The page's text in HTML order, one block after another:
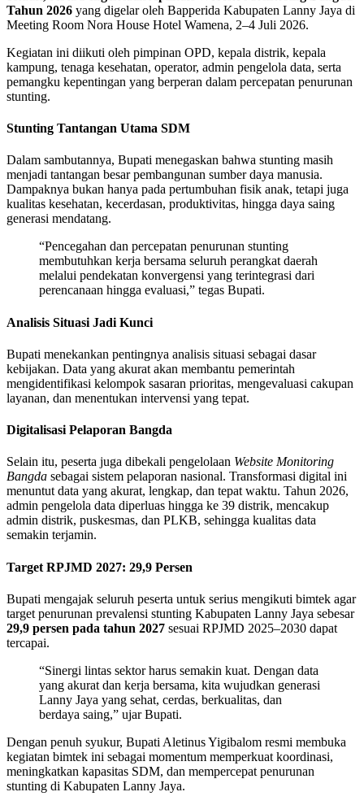
Tahun 2026 yang digelar oleh Bapperida Kabupaten Lanny Jaya di
Meeting Room Nora House Hotel Wamena, 2–4 Juli 2026.
Kegiatan ini diikuti oleh pimpinan OPD, kepala distrik, kepala
kampung, tenaga kesehatan, operator, admin pengelola data, serta
pemangku kepentingan yang berperan dalam percepatan penurunan
stunting.
Stunting Tantangan Utama SDM
Dalam sambutannya, Bupati menegaskan bahwa stunting masih
menjadi tantangan besar pembangunan sumber daya manusia.
Dampaknya bukan hanya pada pertumbuhan fisik anak, tetapi juga
kualitas kesehatan, kecerdasan, produktivitas, hingga daya saing
generasi mendatang.
“Pencegahan dan percepatan penurunan stunting
membutuhkan kerja bersama seluruh perangkat daerah
melalui pendekatan konvergensi yang terintegrasi dari
perencanaan hingga evaluasi,” tegas Bupati.
Analisis Situasi Jadi Kunci
Bupati menekankan pentingnya analisis situasi sebagai dasar
kebijakan. Data yang akurat akan membantu pemerintah
mengidentifikasi kelompok sasaran prioritas, mengevaluasi cakupan
layanan, dan menentukan intervensi yang tepat.
Digitalisasi Pelaporan Bangda
Selain itu, peserta juga dibekali pengelolaan Website Monitoring
Bangda sebagai sistem pelaporan nasional. Transformasi digital ini
menuntut data yang akurat, lengkap, dan tepat waktu. Tahun 2026,
admin pengelola data diperluas hingga ke 39 distrik, mencakup
admin distrik, puskesmas, dan PLKB, sehingga kualitas data
semakin terjamin.
Target RPJMD 2027: 29,9 Persen
Bupati mengajak seluruh peserta untuk serius mengikuti bimtek agar
target penurunan prevalensi stunting Kabupaten Lanny Jaya sebesar
29,9 persen pada tahun 2027 sesuai RPJMD 2025–2030 dapat
tercapai.
“Sinergi lintas sektor harus semakin kuat. Dengan data
yang akurat dan kerja bersama, kita wujudkan generasi
Lanny Jaya yang sehat, cerdas, berkualitas, dan
berdaya saing,” ujar Bupati.
Dengan penuh syukur, Bupati Aletinus Yigibalom resmi membuka
kegiatan bimtek ini sebagai momentum memperkuat koordinasi,
meningkatkan kapasitas SDM, dan mempercepat penurunan
stunting di Kabupaten Lanny Jaya.